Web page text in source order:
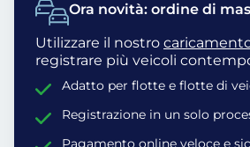
Ora novità: ordine di
Utilizzare il nostro
registrare più veicoli
Adatto per flotte e flotte di
Registrazione in un solo
Pagamento online veloce e